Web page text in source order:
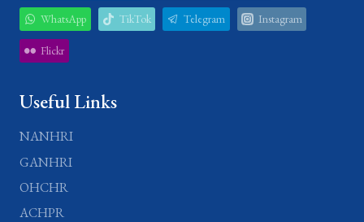
WhatsApp TikTok Telegram Instagram
Flickr
Useful Links
NANHRI
GANHRI
OHCHR
ACHPR